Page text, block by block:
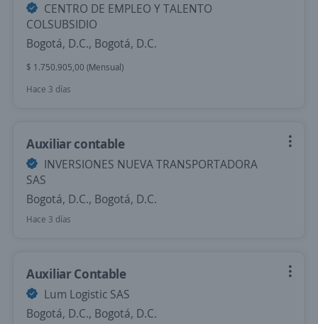
CENTRO DE EMPLEO Y TALENTO
COLSUBSIDIO
Bogotá, D.C., Bogotá, D.C.
$ 1.750.905,00 (Mensual)
Hace 3 días
Auxiliar contable
INVERSIONES NUEVA TRANSPORTADORA
SAS
Bogotá, D.C., Bogotá, D.C.
Hace 3 días
Auxiliar Contable
Lum Logistic SAS
Bogotá, D.C., Bogotá, D.C.